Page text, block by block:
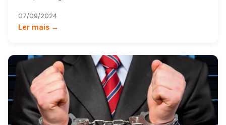
07/09/2024
Ler mais →